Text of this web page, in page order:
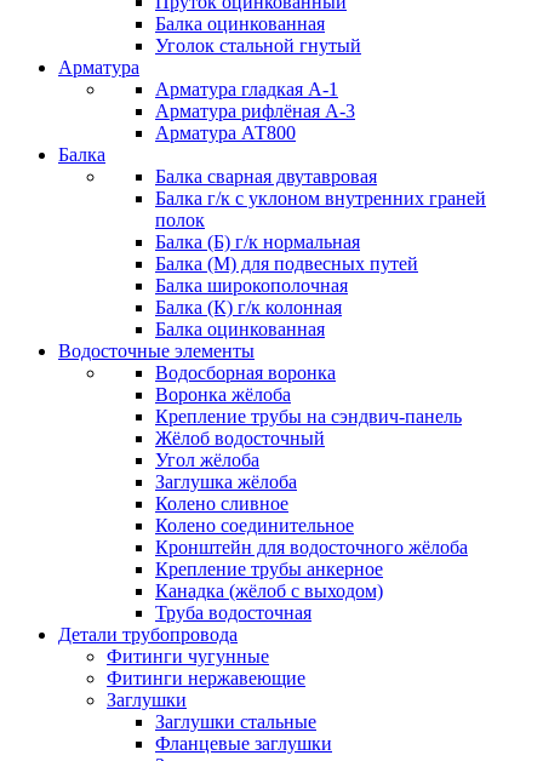
Балка оцинкованная
Уголок стальной гнутый
Арматура
Арматура гладкая А-1
Арматура рифлёная А-3
Арматура АТ800
Балка
Балка сварная двутавровая
Балка г/к с уклоном внутренних граней
полок
Балка (Б) г/к нормальная
Балка (М) для подвесных путей
Балка широкополочная
Балка (К) г/к колонная
Балка оцинкованная
Водосточные элементы
Водосборная воронка
Воронка жёлоба
Крепление трубы на сэндвич-панель
Жёлоб водосточный
Угол жёлоба
Заглушка жёлоба
Колено сливное
Колено соединительное
Кронштейн для водосточного жёлоба
Крепление трубы анкерное
Канадка (жёлоб с выходом)
Труба водосточная
Детали трубопровода
Фитинги чугунные
Фитинги нержавеющие
Заглушки
Заглушки стальные
Фланцевые заглушки